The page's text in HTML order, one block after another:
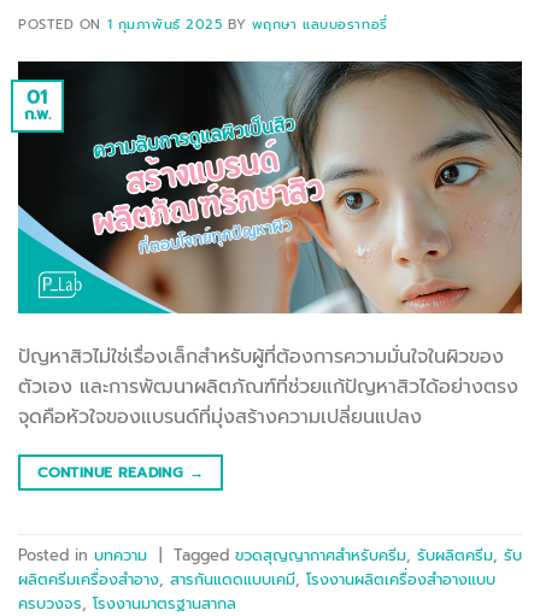
POSTED ON 1 กุมภาพันธ์ 2025 BY พฤกษา แลบบอราทอรี่
01
ก.พ.
ปัญหาสิวไม่ใช่เรื่องเล็กสำหรับผู้ที่ต้องการความมั่นใจในผิวของ
ตัวเอง และการพัฒนาผลิตภัณฑ์ที่ช่วยแก้ปัญหาสิวได้อย่างตรง
จุดคือหัวใจของแบรนด์ที่มุ่งสร้างความเปลี่ยนแปลง
CONTINUE READING →
Posted in บทความ | Tagged ขวดสุญญากาศสำหรับครีม, รับผลิตครีม, รับ
ผลิตครีมเครื่องสำอาง, สารกันแดดแบบเคมี, โรงงานผลิตเครื่องสำอางแบบ
ครบวงจร, โรงงานมาตรฐานสากล